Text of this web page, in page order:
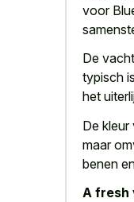
voor
De
typisch
het
De
maar
benen
A fresh